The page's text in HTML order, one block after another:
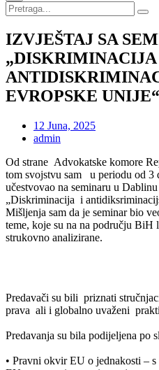
IZVJEŠTAJ SA
EVROPSKE UNIJE“
12 Juna, 2025
admin
Od strane Advokatske komore
tom svojstvu sam u periodu od 3
učestvovao na seminaru u
„Diskriminacija i
Mišljenja sam da je seminar bio
teme, koje su na na području BiH
strukovno analizirane.
Predavači su bili priznati
prava ali i globalno uvaženi
Predavanja su bila podijeljena po
• Pravni okvir EU o jednakosti –